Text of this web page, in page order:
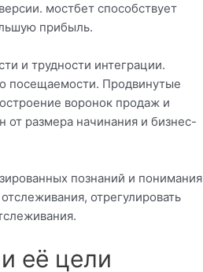
мостбет способствует
прибыль.
и трудности интеграции.
посещаемости. Продвинутые
воронок продаж и
от размера начинания и бизнес-
познаний и понимания
отрегулировать
её цели